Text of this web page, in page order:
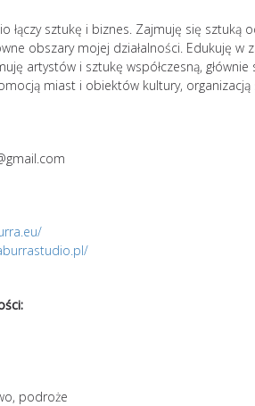
łączy sztukę i biznes. Zajmuję się
obszary mojej działalności. Edukuję
artystów i sztukę współczesną,
miast i obiektów kultury,
podroże